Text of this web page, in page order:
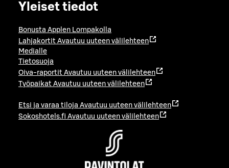
Yleiset tiedot
Bonusta Applen Lompakolla
Lahjakortit Avautuu uuteen välilehteen
Medialle
Tietosuoja
Oiva-raportit Avautuu uuteen välilehteen
Työpaikat Avautuu uuteen välilehteen
Etsi ja varaa tiloja Avautuu uuteen välilehteen
Sokoshotels.fi Avautuu uuteen välilehteen